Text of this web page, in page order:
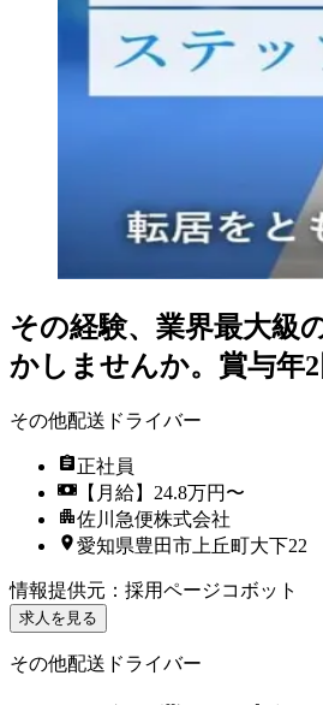
その経験、業界最大級
かしませんか。賞与年2
その他配送ドライバー
正社員
【月給】24.8万円〜
佐川急便株式会社
愛知県豊田市上丘町大下22
情報提供元 ： 採用ページコボット
求人を見る
その他配送ドライバー